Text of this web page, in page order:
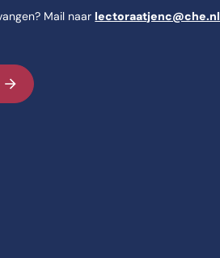
Mail naar lectoraatjenc@che.nl